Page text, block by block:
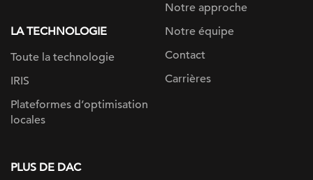
LA TECHNOLOGIE
Toute la technologie
IRIS
Plateformes d’optimisation
locales
Notre approche
Notre équipe
Contact
Carrières
PLUS DE DAC